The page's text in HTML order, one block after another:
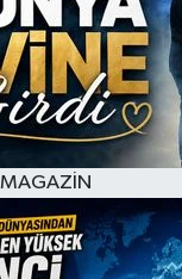
MAGAZİN